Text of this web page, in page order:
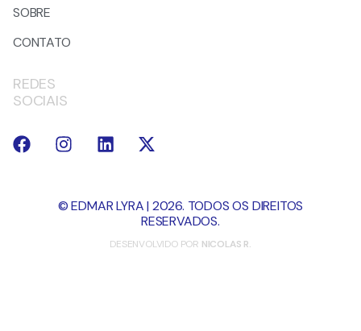
SOBRE
CONTATO
REDES
SOCIAIS
© EDMAR LYRA | 2026. TODOS OS DIREITOS
RESERVADOS.
DESENVOLVIDO POR NICOLAS R.